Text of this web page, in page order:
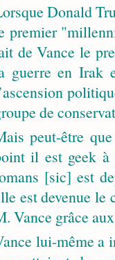
Donald
premier
de Vance le
guerre en Irak
de
peut-être
il est geek
[sic] est
est devenue le
Vance grâce
lui-même a